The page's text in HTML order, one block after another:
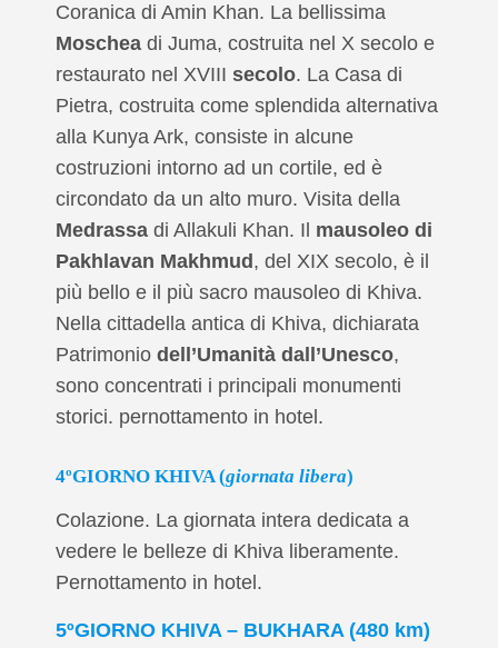
Coranica di Amin Khan. La bellissima
Moschea di Juma, costruita nel X secolo e
restaurato nel XVIIIsecolo. La Casa di
Pietra, costruita come splendida alternativa
alla Kunya Ark, consiste in alcune
costruzioni intorno ad un cortile, ed è
circondato da un alto muro. Visita della
Medrassa di Allakuli Khan. Il mausoleo di
Pakhlavan Makhmud , del XIX secolo, è il
più bello e il più sacro mausoleo di Khiva.
Nella cittadella antica di Khiva, dichiarata
Patrimoniodell’Umanità dall’Unesco,
sono concentrati i principali monumenti
storici. pernottamento in hotel.
4ºGIORNO KHIVA (giornata libera)
Colazione. La giornata intera dedicata a
vedere le belleze di Khiva liberamente.
Pernottamento in hotel.
5ºGIORNO KHIVA – BUKHARA (480 km)